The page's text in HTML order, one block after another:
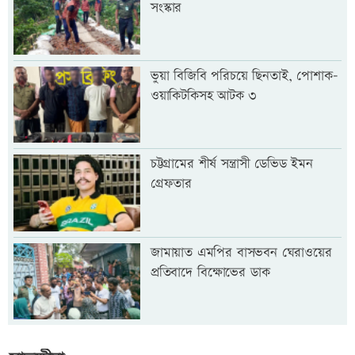
সংস্কার
ভুয়া বিজিবি পরিচয়ে ছিনতাই, পোশাক-
ওয়াকিটকিসহ আটক ৩
চট্টগ্রামের শীর্ষ সন্ত্রাসী ডেভিড ইমন
গ্রেফতার
জামায়াত এমপির বাসভবন ঘেরাওয়ের
প্রতিবাদে বিক্ষোভের ডাক